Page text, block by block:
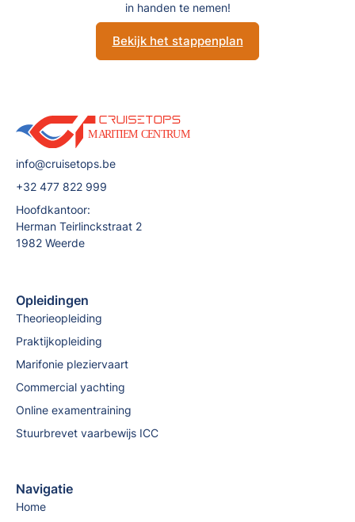
in handen te nemen!
Bekijk het stappenplan
info@cruisetops.be
+32 477 822 999
Hoofdkantoor:
Herman Teirlinckstraat 2
1982 Weerde
Opleidingen
Theorieopleiding
Praktijkopleiding
Marifonie pleziervaart
Commercial yachting
Online examentraining
Stuurbrevet vaarbewijs ICC
Navigatie
Home